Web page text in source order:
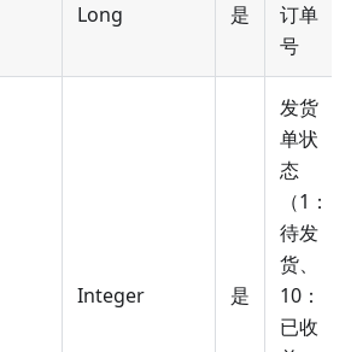
Long 是
订单
号
Integer 是
发货
单状
态
（1：
待发
货、
10：
已收